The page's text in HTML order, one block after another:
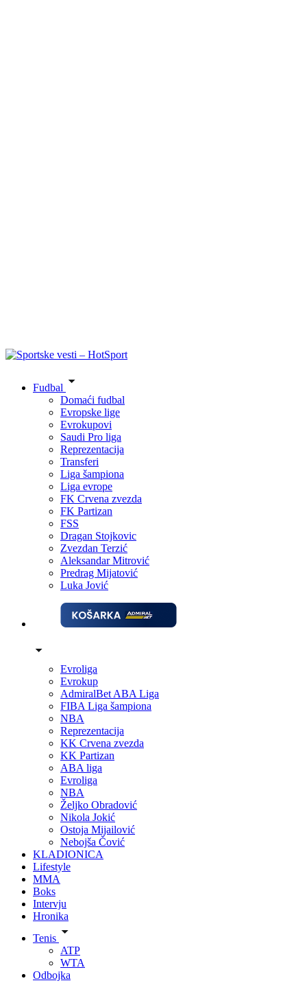
Fudbal
Domaći fudbal
Evropske lige
Evrokupovi
Saudi Pro liga
Reprezentacija
Transferi
Liga šampiona
Liga evrope
FK Crvena zvezda
FK Partizan
FSS
Dragan Stojkovic
Zvezdan Terzić
Aleksandar Mitrović
Predrag Mijatović
Luka Jović
Evroliga
Evrokup
AdmiralBet ABA Liga
FIBA Liga šampiona
NBA
Reprezentacija
KK Crvena zvezda
KK Partizan
ABA liga
Evroliga
NBA
Željko Obradović
Nikola Jokić
Ostoja Mijailović
Nebojša Čović
KLADIONICA
Lifestyle
MMA
Boks
Intervju
Hronika
Tenis
ATP
WTA
Odbojka